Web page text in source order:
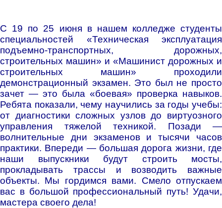
С 19 по 25 июня в нашем колледже студенты
специальностей «Техническая эксплуатация
подъемно-транспортных, дорожных,
строительных машин» и «Машинист дорожных и
строительных машин» проходили
демонстрационный экзамен. Это был не просто
зачет — это была «боевая» проверка навыков.
Ребята показали, чему научились за годы учебы:
от диагностики сложных узлов до виртуозного
управления тяжелой техникой. Позади —
волнительные дни экзаменов и тысячи часов
практики. Впереди — большая дорога жизни, где
наши выпускники будут строить мосты,
прокладывать трассы и возводить важные
объекты. Мы гордимся вами. Смело отпускаем
вас в большой профессиональный путь! Удачи,
мастера своего дела!